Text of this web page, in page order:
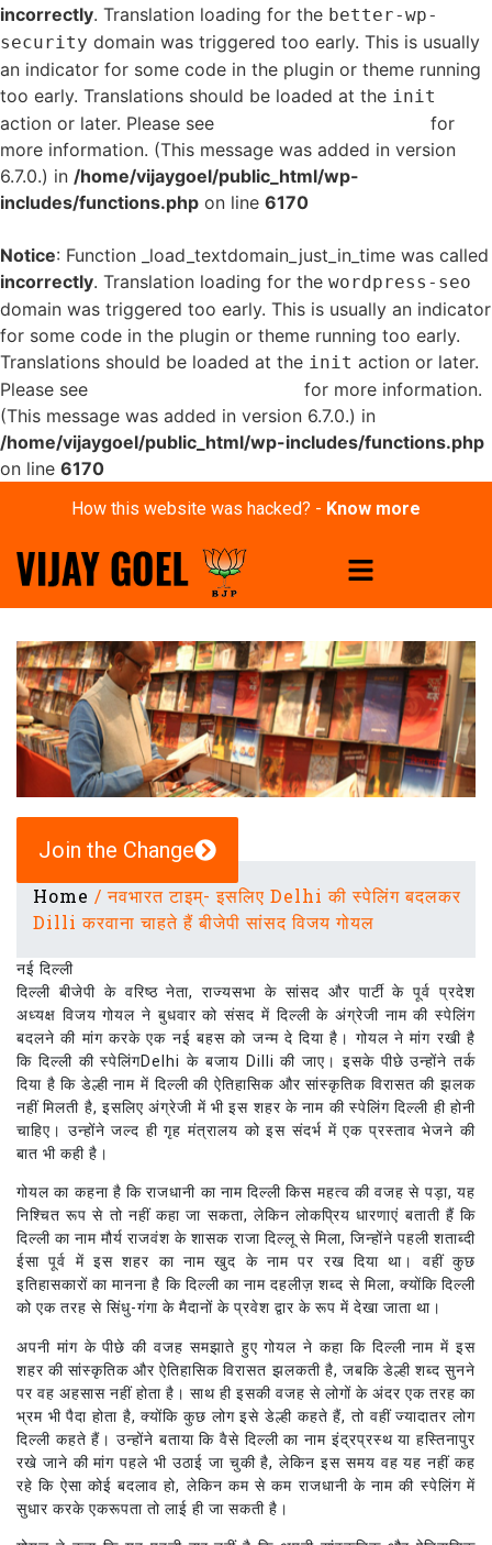
incorrectly. Translation loading for the better-wp-
security domain was triggered too early. This is usually
an indicator for some code in the plugin or theme running
too early. Translations should be loaded at the init
action or later. Please see
for
more information. (This message was added in version
6.7.0.) in /home/vijaygoel/public_html/wp-
includes/functions.php on line 6170
Notice: Function _load_textdomain_just_in_time was called
incorrectly. Translation loading for the wordpress-seo
domain was triggered too early. This is usually an indicator
for some code in the plugin or theme running too early.
Translations should be loaded at the init action or later.
Please see
for more information.
(This message was added in version 6.7.0.) in
/home/vijaygoel/public_html/wp-includes/functions.php
on line 6170
How this website was hacked? - Know more
Join the Change
Home /नवभारत टाइम्- इसलिए Delhi की स्पेलिंग बदलकर
Dilli करवाना चाहते हैं बीजेपी सांसद विजय गोयल
नई दिल्ली
दिल्ली बीजेपी के वरिष्ठ नेता, राज्यसभा के सांसद और पार्टी के पूर्व प्रदेश
अध्यक्ष विजय गोयल ने बुधवार को संसद में दिल्ली के अंग्रेजी नाम की स्पेलिंग
बदलने की मांग करके एक नई बहस को जन्म दे दिया है। गोयल ने मांग रखी है
कि दिल्ली की स्पेलिंगDelhi के बजाय Dilli की जाए। इसके पीछे उन्होंने तर्क
दिया है कि डेल्ही नाम में दिल्ली की ऐतिहासिक और सांस्कृतिक विरासत की झलक
नहीं मिलती है, इसलिए अंग्रेजी में भी इस शहर के नाम की स्पेलिंग दिल्ली ही होनी
चाहिए। उन्होंने जल्द ही गृह मंत्रालय को इस संदर्भ में एक प्रस्ताव भेजने की
बात भी कही है।
गोयल का कहना है कि राजधानी का नाम दिल्ली किस महत्व की वजह से पड़ा, यह
निश्चित रूप से तो नहीं कहा जा सकता, लेकिन लोकप्रिय धारणाएं बताती हैं कि
दिल्ली का नाम मौर्य राजवंश के शासक राजा दिल्लू से मिला, जिन्होंने पहली शताब्दी
ईसा पूर्व में इस शहर का नाम खुद के नाम पर रख दिया था। वहीं कुछ
इतिहासकारों का मानना है कि दिल्ली का नाम दहलीज़ शब्द से मिला, क्योंकि दिल्ली
को एक तरह से सिंधु-गंगा के मैदानों के प्रवेश द्वार के रूप में देखा जाता था।
अपनी मांग के पीछे की वजह समझाते हुए गोयल ने कहा कि दिल्ली नाम में इस
शहर की सांस्कृतिक और ऐतिहासिक विरासत झलकती है, जबकि डेल्ही शब्द सुनने
पर वह अहसास नहीं होता है। साथ ही इसकी वजह से लोगों के अंदर एक तरह का
भ्रम भी पैदा होता है, क्योंकि कुछ लोग इसे डेल्ही कहते हैं, तो वहीं ज्यादातर लोग
दिल्ली कहते हैं। उन्होंने बताया कि वैसे दिल्ली का नाम इंद्रप्रस्थ या हस्तिनापुर
रखे जाने की मांग पहले भी उठाई जा चुकी है, लेकिन इस समय वह यह नहीं कह
रहे कि ऐसा कोई बदलाव हो, लेकिन कम से कम राजधानी के नाम की स्पेलिंग में
सुधार करके एकरूपता तो लाई ही जा सकती है।